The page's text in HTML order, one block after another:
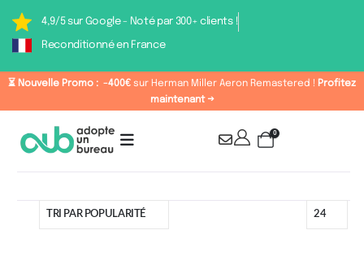
4,9/5 sur Google - Noté par 300+ clients !
Reconditionné en France
⏳ Nouvelle Promo : -400€ sur Herman Miller Aeron Remastered ! Profitez
maintenant →
0